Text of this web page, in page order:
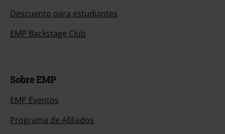
Descuento para estudiantes
EMP Backstage Club
Sobre EMP
EMP Eventos
Programa de Afiliados